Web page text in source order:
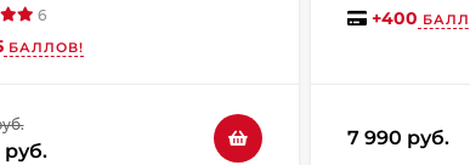
6
БАЛЛОВ!
руб.
+400
7 990 руб.